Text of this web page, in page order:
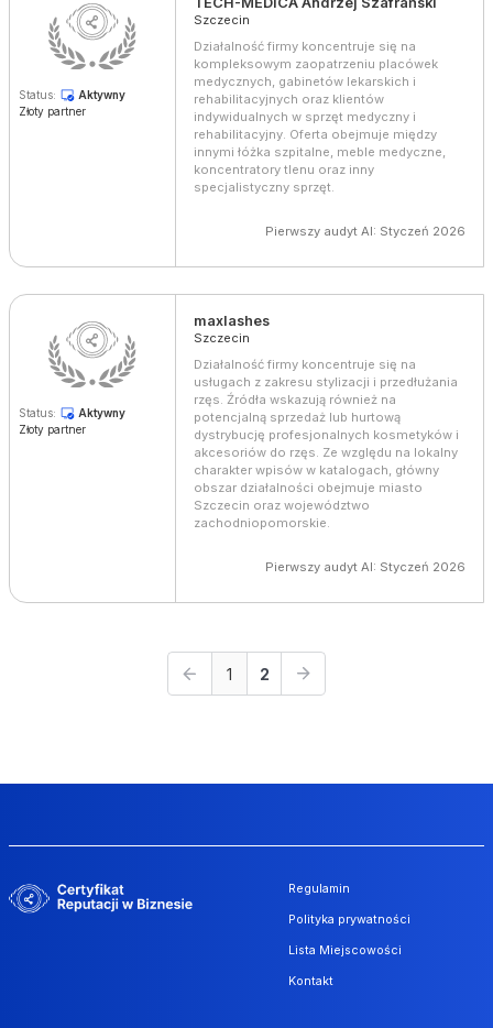
Status:
Aktywny
Złoty partner
Szczecin
Działalność firmy koncentruje się na
kompleksowym zaopatrzeniu placówek
medycznych, gabinetów lekarskich i
rehabilitacyjnych oraz klientów
indywidualnych w sprzęt medyczny i
rehabilitacyjny. Oferta obejmuje między
innymi łóżka szpitalne, meble medyczne,
koncentratory tlenu oraz inny
specjalistyczny sprzęt.
Pierwszy audyt AI: Styczeń 2026
Status:
Aktywny
Złoty partner
maxlashes
Szczecin
Działalność firmy koncentruje się na
usługach z zakresu stylizacji i przedłużania
rzęs. Źródła wskazują również na
potencjalną sprzedaż lub hurtową
dystrybucję profesjonalnych kosmetyków i
akcesoriów do rzęs. Ze względu na lokalny
charakter wpisów w katalogach, główny
obszar działalności obejmuje miasto
Szczecin oraz województwo
zachodniopomorskie.
Pierwszy audyt AI: Styczeń 2026
1 2
Regulamin
Polityka prywatności
Lista Miejscowości
Kontakt